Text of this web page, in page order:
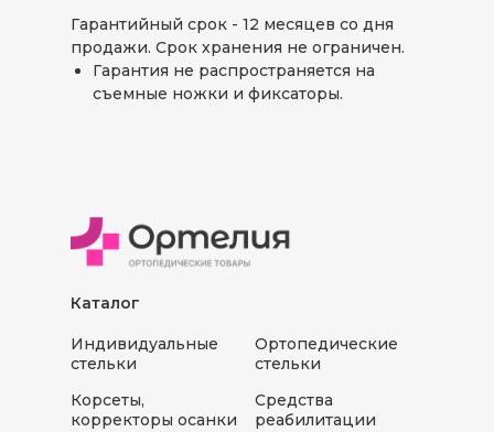
Гарантийный срок - 12 месяцев со дня
продажи. Срок хранения не ограничен.
Гарантия не распространяется на
съемные ножки и фиксаторы.
Каталог
Индивидуальные
стельки
Корсеты,
корректоры осанки
Ортопедические
стельки
Средства
реабилитации